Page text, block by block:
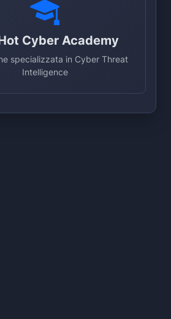
Cyber Academy
specializzata in Cyber Threat
Intelligence